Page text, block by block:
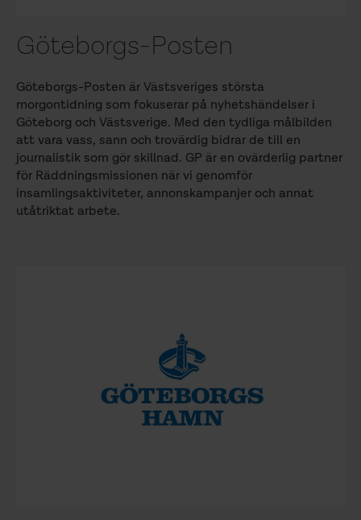
Göteborgs-Posten
Göteborgs-Posten är Västsveriges största
morgontidning som fokuserar på nyhetshändelser i
Göteborg och Västsverige. Med den tydliga målbilden
att vara vass, sann och trovärdig bidrar de till en
journalistik som gör skillnad. GP är en ovärderlig partner
för Räddningsmissionen när vi genomför
insamlingsaktiviteter, annonskampanjer och annat
utåtriktat arbete.